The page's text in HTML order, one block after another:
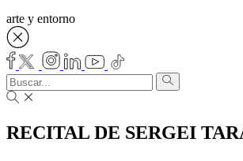
arte y entorno
RECITAL DE SERGEI